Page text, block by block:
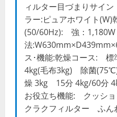
ィルター目づまりサイ
ラー:ピュアホワイト(W)
(50/60Hz): 強：
法
ス･機能:乾燥コース: 標
4kg(毛布3kg) 除菌
燥 3kg 15分 4kg/60分
お役立ち機能: クッシ
クラクフィルター ふ